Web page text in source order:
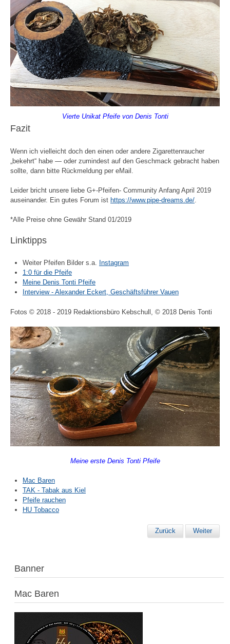
Vierte Unikat Pfeife von Denis Tonti
Fazit
Wenn ich vielleicht doch den einen oder andere Zigarettenraucher
„bekehrt“ habe — oder zumindest auf den Geschmack gebracht haben
sollte, dann bitte Rückmeldung per eMail.
Leider bricht unsere liebe G+-Pfeifen- Community Anfang April 2019
auseinander. Ein gutes Forum ist https://www.pipe-dreams.de/.
*Alle Preise ohne Gewähr Stand 01/2019
Linktipps
Weiter Pfeifen Bilder s.a. Instagram
1:0 für die Pfeife
Meine Denis Tonti Pfeife
Interview - Alexander Eckert, Geschäftsführer Vauen
Fotos © 2018 - 2019 Redaktionsbüro Kebschull, © 2018 Denis Tonti
Meine erste Denis Tonti Pfeife
Mac Baren
TAK - Tabak aus Kiel
Pfeife rauchen
HU Tobacco
Zurück Weiter
Banner
Mac Baren